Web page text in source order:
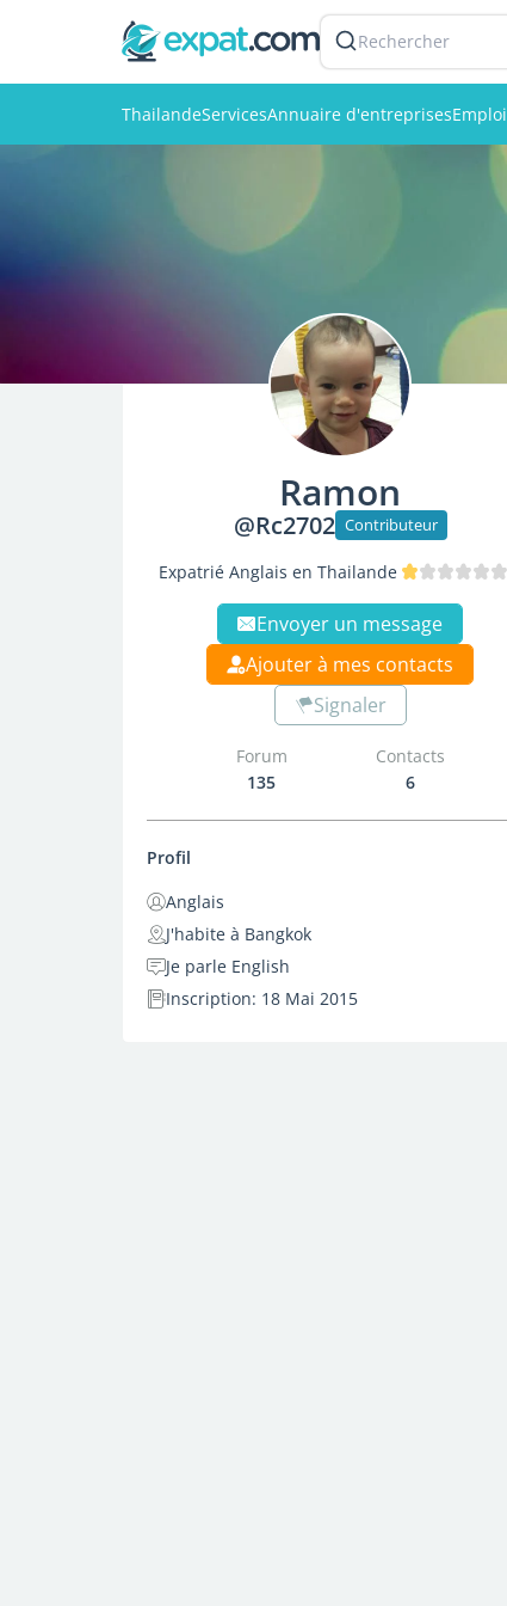
Rechercher
ThailandeServicesAnnuaire d'entreprisesEmploi
Ramon
@Rc2702 Contributeur
Expatrié Anglais en Thailande
Envoyer un message
Ajouter à mes contacts
Signaler
Forum
135
Contacts
6
Profil
Anglais
J'habite à Bangkok
Je parle English
Inscription: 18 Mai 2015